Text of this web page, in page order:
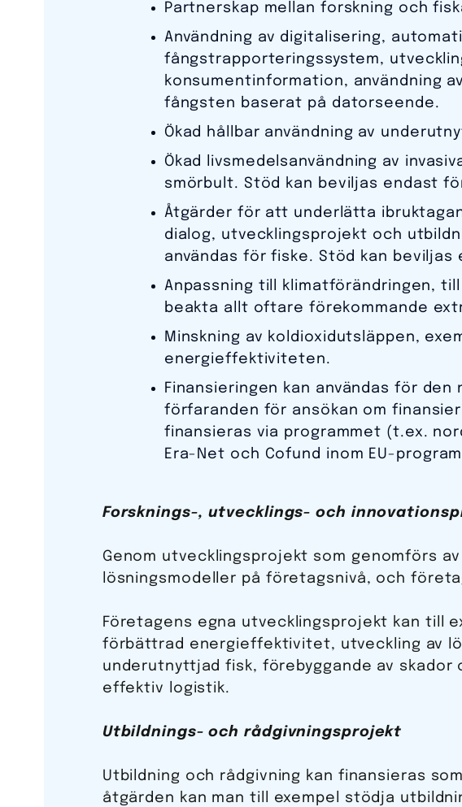
Partnerskap mellan forskning och
Användning av digitalisering,
fångstrapporteringssystem,
konsumentinformation, användning
fångsten baserat på datorseende.
Ökad hållbar användning av
Ökad livsmedelsanvändning av
smörbult. Stöd kan beviljas endast
Åtgärder för att underlätta
dialog, utvecklingsprojekt och
användas för fiske. Stöd kan
Anpassning till klimatförändringen,
beakta allt oftare förekommande
Minskning av koldioxidutsläppen,
energieffektiviteten.
Finansieringen kan användas för
förfaranden för ansökan om
finansieras via programmet (t.ex.
Era-Net och Cofund inom EU-
Forsknings-, utvecklings- och
Genom utvecklingsprojekt som genomförs
lösningsmodeller på företagsnivå, och
Företagens egna utvecklingsprojekt kan till
förbättrad energieffektivitet, utveckling av
underutnyttjad fisk, förebyggande av
effektiv logistik.
Utbildnings- och rådgivningsprojekt
Utbildning och rådgivning kan finansieras
åtgärden kan man till exempel stödja